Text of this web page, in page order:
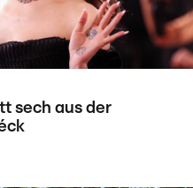
sech aus der